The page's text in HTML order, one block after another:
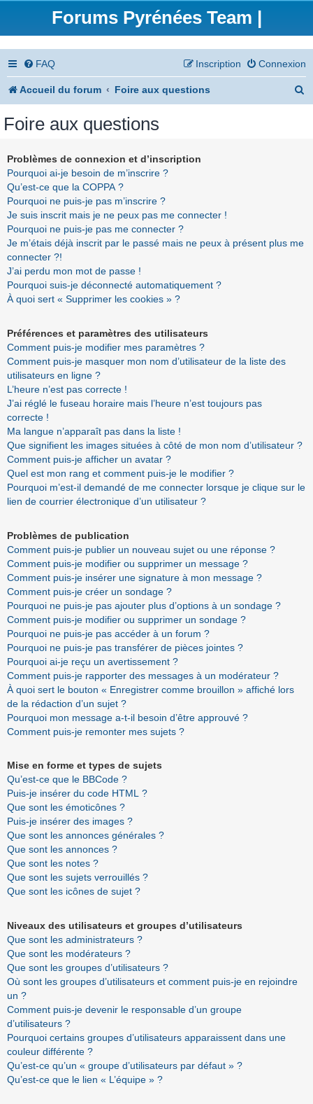
Forums Pyrénées Team |
FAQ Connexion
Inscription
Accueil du forum Foire aux questions
Foire aux questions
Problèmes de connexion et d’inscription
Pourquoi ai-je besoin de m’inscrire ?
Qu’est-ce que la COPPA ?
Pourquoi ne puis-je pas m’inscrire ?
Je suis inscrit mais je ne peux pas me connecter !
Pourquoi ne puis-je pas me connecter ?
Je m’étais déjà inscrit par le passé mais ne peux à présent plus me
connecter ?!
J’ai perdu mon mot de passe !
Pourquoi suis-je déconnecté automatiquement ?
À quoi sert « Supprimer les cookies » ?
Préférences et paramètres des utilisateurs
Comment puis-je modifier mes paramètres ?
Comment puis-je masquer mon nom d’utilisateur de la liste des
utilisateurs en ligne ?
L’heure n’est pas correcte !
J’ai réglé le fuseau horaire mais l’heure n’est toujours pas
correcte !
Ma langue n’apparaît pas dans la liste !
Que signifient les images situées à côté de mon nom d’utilisateur ?
Comment puis-je afficher un avatar ?
Quel est mon rang et comment puis-je le modifier ?
Pourquoi m’est-il demandé de me connecter lorsque je clique sur le
lien de courrier électronique d’un utilisateur ?
Problèmes de publication
Comment puis-je publier un nouveau sujet ou une réponse ?
Comment puis-je modifier ou supprimer un message ?
Comment puis-je insérer une signature à mon message ?
Comment puis-je créer un sondage ?
Pourquoi ne puis-je pas ajouter plus d’options à un sondage ?
Comment puis-je modifier ou supprimer un sondage ?
Pourquoi ne puis-je pas accéder à un forum ?
Pourquoi ne puis-je pas transférer de pièces jointes ?
Pourquoi ai-je reçu un avertissement ?
Comment puis-je rapporter des messages à un modérateur ?
À quoi sert le bouton « Enregistrer comme brouillon » affiché lors
de la rédaction d’un sujet ?
Pourquoi mon message a-t-il besoin d’être approuvé ?
Comment puis-je remonter mes sujets ?
Mise en forme et types de sujets
Qu’est-ce que le BBCode ?
Puis-je insérer du code HTML ?
Que sont les émoticônes ?
Puis-je insérer des images ?
Que sont les annonces générales ?
Que sont les annonces ?
Que sont les notes ?
Que sont les sujets verrouillés ?
Que sont les icônes de sujet ?
Niveaux des utilisateurs et groupes d’utilisateurs
Que sont les administrateurs ?
Que sont les modérateurs ?
Que sont les groupes d’utilisateurs ?
Où sont les groupes d’utilisateurs et comment puis-je en rejoindre
un ?
Comment puis-je devenir le responsable d’un groupe
d’utilisateurs ?
Pourquoi certains groupes d’utilisateurs apparaissent dans une
couleur différente ?
Qu’est-ce qu’un « groupe d’utilisateurs par défaut » ?
Qu’est-ce que le lien « L’équipe » ?